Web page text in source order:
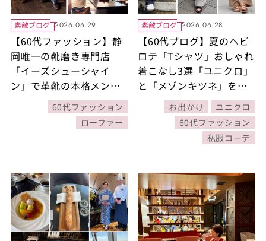
素敵ブログ 2026.06.29
【60代ファッション】静
岡唯一の靴磨き専門店
「イーズシューシャイ
ン」で革靴の本格メンテ
ナンスを体験！60代ファッション
ローファー
素敵ブログ 2026.06.28
【60代ブログ】夏のヘビ
ロテ「Tシャツ」おしゃれ
着こなし3選「ユニクロ」
と「メゾンキツネ」を使
った豊田真由美さんのコ
ーデをご紹介！
お出かけ
ユニクロ
60代ファッション
私服コーデ